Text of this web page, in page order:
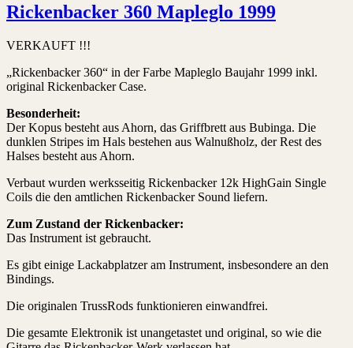
Rickenbacker 360 Mapleglo 1999
VERKAUFT !!!
„Rickenbacker 360“ in der Farbe Mapleglo Baujahr 1999 inkl.
original Rickenbacker Case.
Besonderheit:
Der Kopus besteht aus Ahorn, das Griffbrett aus Bubinga. Die
dunklen Stripes im Hals bestehen aus Walnußholz, der Rest des
Halses besteht aus Ahorn.
Verbaut wurden werksseitig Rickenbacker 12k HighGain Single
Coils die den amtlichen Rickenbacker Sound liefern.
Zum Zustand der Rickenbacker:
Das Instrument ist gebraucht.
Es gibt einige Lackabplatzer am Instrument, insbesondere an den
Bindings.
Die originalen TrussRods funktionieren einwandfrei.
Die gesamte Elektronik ist unangetastet und original, so wie die